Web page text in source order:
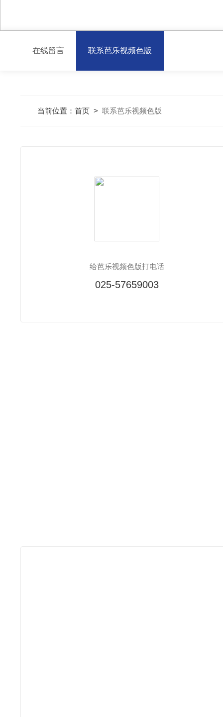
在线留言 联系芭乐视频色版
当前位置： 首页> 联系芭乐视频色版
给芭乐视频色版打电话
025-57659003